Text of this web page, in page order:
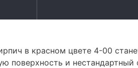
в красном цвете 4-00
поверхность и нестандартный